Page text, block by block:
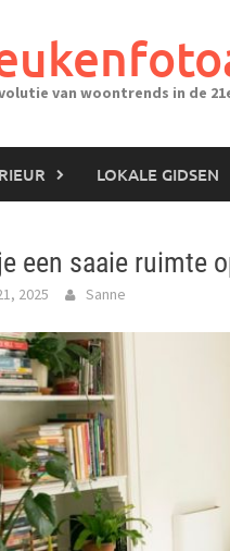
van woontrends in de
LOKALE GIDSEN
een saaie ruimte
2025 Sanne